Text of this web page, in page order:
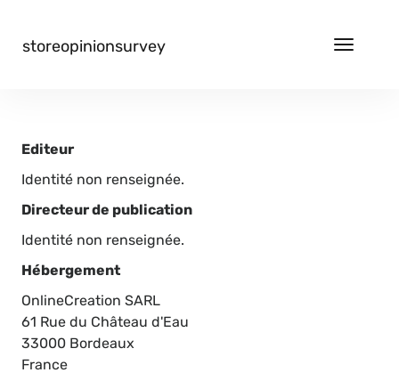
Toggle
storeopinionsurvey
Editeur
Identité non renseignée.
Directeur de publication
Identité non renseignée.
Hébergement
OnlineCreation SARL
61 Rue du Château d'Eau
33000 Bordeaux
France